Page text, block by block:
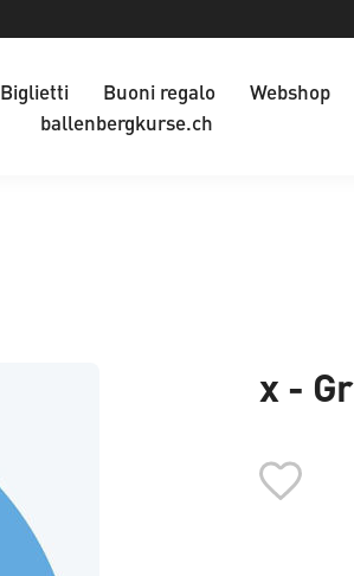
Biglietti Buoni regalo Webshop
ballenbergkurse.ch
x -